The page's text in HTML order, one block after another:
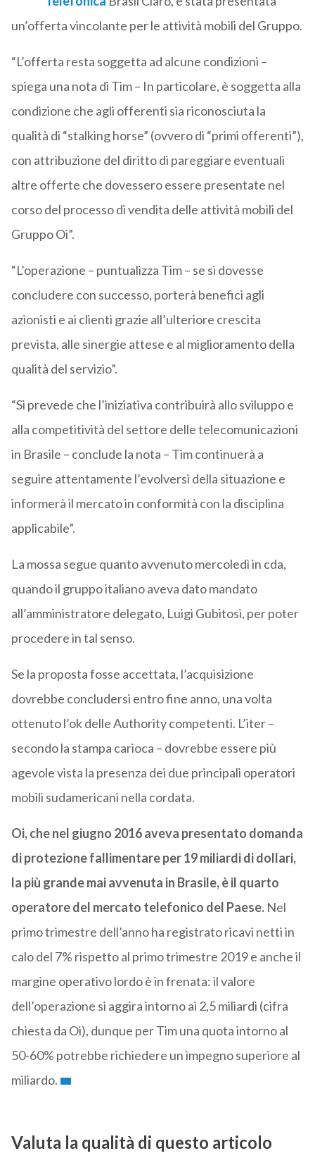
un’offerta vincolante per le attività mobili del Gruppo.
“L’offerta resta soggetta ad alcune condizioni –
spiega una nota di Tim – In particolare, è soggetta alla
condizione che agli offerenti sia riconosciuta la
qualità di “stalking horse” (ovvero di “primi offerenti”),
con attribuzione del diritto di pareggiare eventuali
altre offerte che dovessero essere presentate nel
corso del processo di vendita delle attività mobili del
Gruppo Oi”.
“L’operazione – puntualizza Tim – se si dovesse
concludere con successo, porterà benefici agli
azionisti e ai clienti grazie all’ulteriore crescita
prevista, alle sinergie attese e al miglioramento della
qualità del servizio”.
“Si prevede che l’iniziativa contribuirà allo sviluppo e
alla competitività del settore delle telecomunicazioni
in Brasile – conclude la nota – Tim continuerà a
seguire attentamente l’evolversi della situazione e
informerà il mercato in conformità con la disciplina
applicabile”.
La mossa segue quanto avvenuto mercoledì in cda,
quando il gruppo italiano aveva dato mandato
all’amministratore delegato, Luigi Gubitosi, per poter
procedere in tal senso.
Se la proposta fosse accettata, l’acquisizione
dovrebbe concludersi entro fine anno, una volta
ottenuto l’ok delle Authority competenti. L’iter –
secondo la stampa carioca – dovrebbe essere più
agevole vista la presenza dei due principali operatori
mobili sudamericani nella cordata.
Oi, che nel giugno 2016 aveva presentato domanda
di protezione fallimentare per 19 miliardi di dollari,
la più grande mai avvenuta in Brasile, è il quarto
operatore del mercato telefonico del Paese.Nel
primo trimestre dell’anno ha registrato ricavi netti in
calo del 7% rispetto al primo trimestre 2019 e anche il
margine operativo lordo è in frenata: il valore
dell’operazione si aggira intorno ai 2,5 miliardi (cifra
chiesta da Oi), dunque per Tim una quota intorno al
50-60% potrebbe richiedere un impegno superiore al
miliardo.
Valuta la qualità di questo articolo